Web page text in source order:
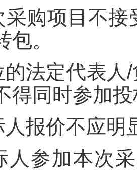
采购项目不
。
的法定代表人
得同时参加
人报价不应明
人参加本次